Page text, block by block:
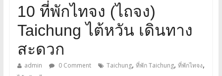
10 ที่พักไทจง (ไถจง)
Taichung ไต้หวัน เดินทาง
สะดวก
admin 0 Comment Taichung, ที่พัก Taichung, ที่พักไทจง,